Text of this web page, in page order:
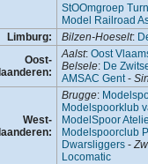
StOOmgroep
Model Railroad
Limburg:
Bilzen-Hoeselt:
Oost-
Aalst:Oost
Belsele: De
AMSAC Gent -
West-
Brugge:
Modelspoorklub
ModelSpoor
Modelspoorclub
Dwarsliggers -
Locomatic